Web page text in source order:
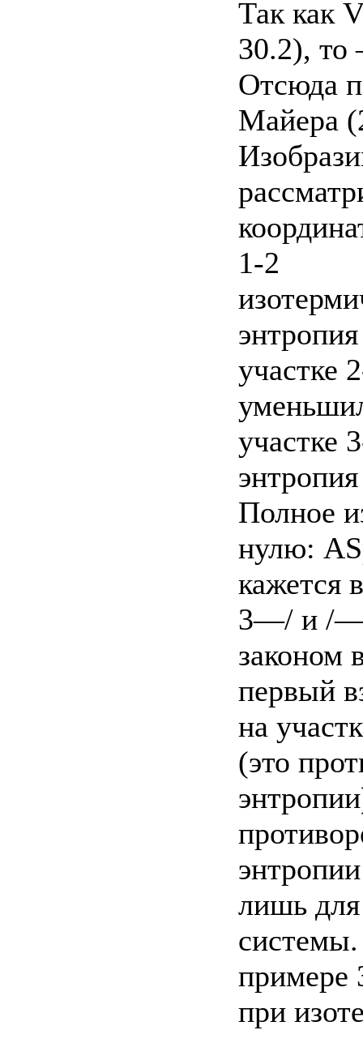
Так как
30.2),
Отсюда
Майера
1-2
участке
участке
Полное
нулю:
кажется
3—/ и /—2
законом
первый
на
(это
лишь для
примере
при